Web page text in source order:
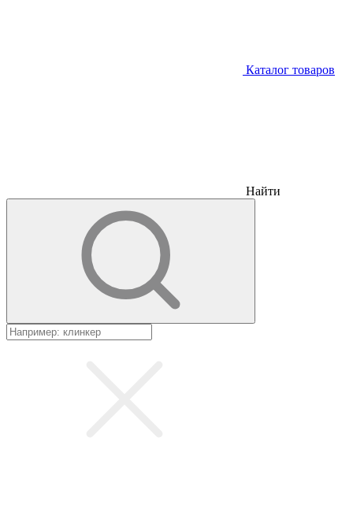
Каталог товаров
Найти